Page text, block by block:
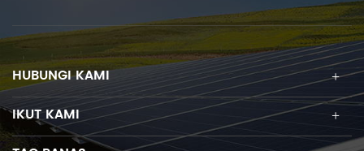
HUBUNGI KAMI
IKUT KAMI